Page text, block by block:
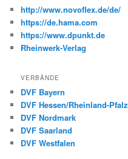
http://www.novoflex.de/de/
https://de.hama.com
https://www.dpunkt.de
Rheinwerk-Verlag
VERBÄNDE
DVF Bayern
DVF Hessen/Rheinland-Pfalz
DVF Nordmark
DVF Saarland
DVF Westfalen